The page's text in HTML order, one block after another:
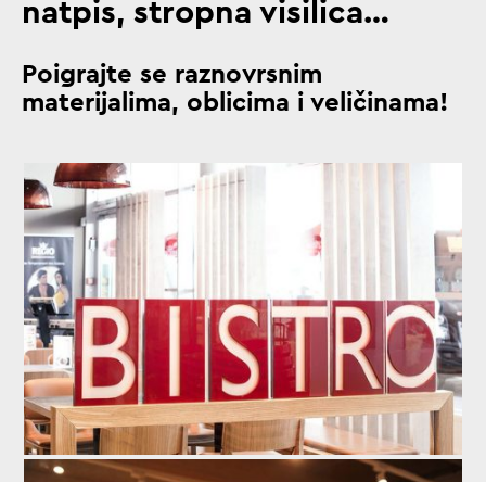
natpis, stropna visilica…
Poigrajte se raznovrsnim
materijalima, oblicima i veličinama!